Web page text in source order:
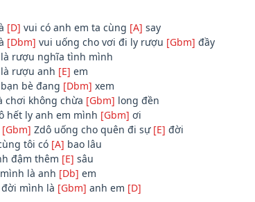
[D] vui có anh em ta cùng [A] say
[Dbm] vui uống cho vơi đi ly rượu [Gbm] đầy
là rượu nghĩa tình mình
rượu anh [E] em
bè đang [Dbm] xem
chơi không chừa [Gbm] long đền
hết ly anh em mình [Gbm] ơi
[Gbm] Zdô uống cho quên đi sự [E] đời
tôi có [A] bao lâu
đậm thêm [E] sâu
là anh [Db] em
đời mình là [Gbm] anh em [D]